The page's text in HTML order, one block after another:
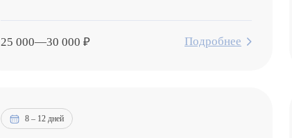
25 000—30 000 ₽ Подробнее
8 – 12 дней